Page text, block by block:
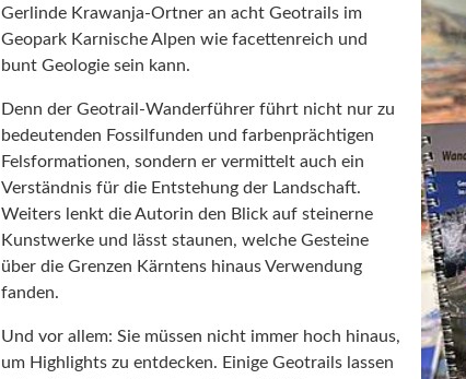
Gerlinde Krawanja-Ortner an acht Geotrails im
Geopark Karnische Alpen wie facettenreich und
bunt Geologie sein kann.
Denn der Geotrail-Wanderführer führt nicht nur zu
bedeutenden Fossilfunden und farbenprächtigen
Felsformationen, sondern er vermittelt auch ein
Verständnis für die Entstehung der Landschaft.
Weiters lenkt die Autorin den Blick auf steinerne
Kunstwerke und lässt staunen, welche Gesteine
über die Grenzen Kärntens hinaus Verwendung
fanden.
Und vor allem: Sie müssen nicht immer hoch hinaus,
um Highlights zu entdecken. Einige Geotrails lassen